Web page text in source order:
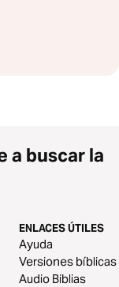
a buscar la
ENLACES ÚTILES
Ayuda
Versiones bíblicas
Audio Biblias